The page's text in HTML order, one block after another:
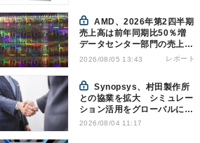
AMD、2026年第2四半期
売上高は前年同期比50％増
データセンター部門の売上高
が倍増
2026/08/05 13:43 レポート
Synopsys、村田製作所
との協業を拡大 シミュレー
ション活用をグローバルに支
援
2026/08/04 11:17